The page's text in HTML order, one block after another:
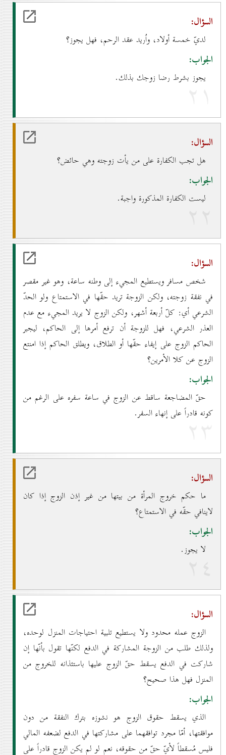
السؤال:
لديّ خمسة أولاد، واُريد عقد الرحم، فهل يجوز؟
الجواب:
يجوز بشرط رضا زوجك بذلك.
۲۱
السؤال:
هل تجب الكفارة على من يأت زوجته وهي حائض؟
الجواب:
ليست الكفارة المذكورة واجبة.
۲۲
السؤال:
شخص مسافر ويستطيع المجيء إلى وطنه ساعة، وهو غير مقصر
في نفقة زوجته، ولكن الزوجة تريد حقّها في الاستمتاع ولو الحدّ
الشرعي أي: كلّ أربعة أشهر، ولكن الزوج لا يريد المجيء مع عدم
العذر الشرعي، فهل للزوجة أن ترفع أمرها إلى الحاكم، ليجبر
الحاكم الزوج على إيفاء حقّها أو الطلاق، ويطلق الحاكم إذا امنتع
الزوج عن كلا الأمرين؟
الجواب:
حقّ المضاجعة ساقط عن الزوج في ساعة سفره على الرغم من
كونه قادراً على إنهاء السفر.
۲۳
السؤال:
ما حكم خروج المرأة من بيتها من غير إذن الزوج إذا كان
لاينافي حقّه في الاستمتاع؟
الجواب:
لا يجوز.
۲٤
السؤال:
الزوج عمله محدود ولا يستطيع تلبية احتياجات المنزل لوحده،
ولذلك طلب من الزوجة المشاركة في الدفع لكنّها تقول بأنّها إن
شاركت في الدفع يسقط حقّ الزوج عليها باستئذانه للخروج من
المنزل فهل هذا صحيح؟
الجواب:
الذي يسقط حقوق الزوج هو نشوزه بترك النفقة من دون
موافقتها، أمّا مجرد توافقهما على مشاركتها في الدفع لضعفه المالي
فليس مُسقطاً لأيّ حقّ من حقوقه، نعم لو لم يكن الزوج قادراً على